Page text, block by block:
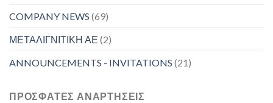
COMPANY NEWS (69)
ΜΕΤΑΛΙΓΝΙΤΙΚΗ ΑΕ (2)
ANNOUNCEMENTS - INVITATIONS (21)
ΠΡΟΣΦΑΤΕΣ ΑΝΑΡΤΗΣΕΙΣ